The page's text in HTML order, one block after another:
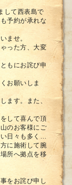
して西表島で
予約が承れな
ませ。
った方、 大変
もにお詫び申
お願いしま
ます。また、
して喜んで頂
のお客様にご
日々も多く…
に施術して腕
所へ拠点を移
をお詫び申し